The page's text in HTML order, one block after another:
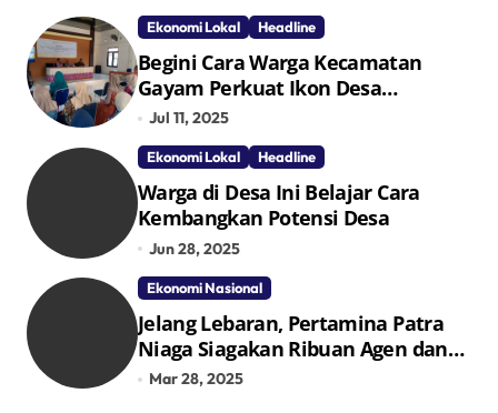
Ekonomi Lokal Headline
Begini Cara Warga Kecamatan
Gayam Perkuat Ikon Desa
Penggerak Ekonomi Lokal Melalui
TPID
Jul 11, 2025
Ekonomi Lokal Headline
Warga di Desa Ini Belajar Cara
Kembangkan Potensi Desa
Jun 28, 2025
Ekonomi Nasional
Jelang Lebaran, Pertamina Patra
Niaga Siagakan Ribuan Agen dan
Pangkalan LPG 3 Kg
Mar 28, 2025